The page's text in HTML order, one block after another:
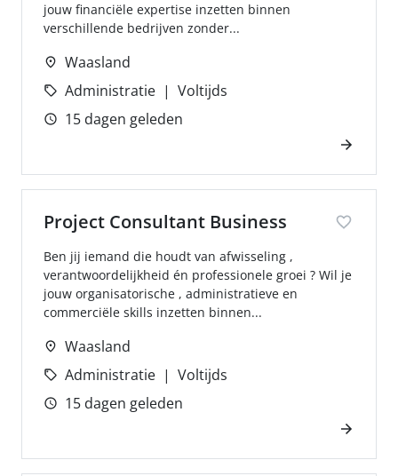
jouw financiële expertise inzetten binnen
verschillende bedrijven zonder...
Waasland
Administratie
Voltijds
15 dagen geleden
Project Consultant Business
Ben jij iemand die houdt van afwisseling ,
verantwoordelijkheid én professionele groei ? Wil je
jouw organisatorische , administratieve en
commerciële skills inzetten binnen...
Waasland
Administratie
Voltijds
15 dagen geleden